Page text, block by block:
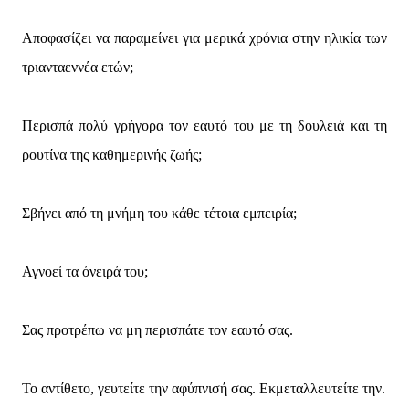
Αποφασίζει να παραμείνει για μερικά χρόνια στην ηλικία των
τριανταεννέα ετών;
Περισπά πολύ γρήγορα τον εαυτό του με τη δουλειά και τη
ρουτίνα της καθημερινής ζωής;
Σβήνει από τη μνήμη του κάθε τέτοια εμπειρία;
Αγνοεί τα όνειρά του;
Σας προτρέπω να μη περισπάτε τον εαυτό σας.
Το αντίθετο, γευτείτε την αφύπνισή σας. Εκμεταλλευτείτε την.